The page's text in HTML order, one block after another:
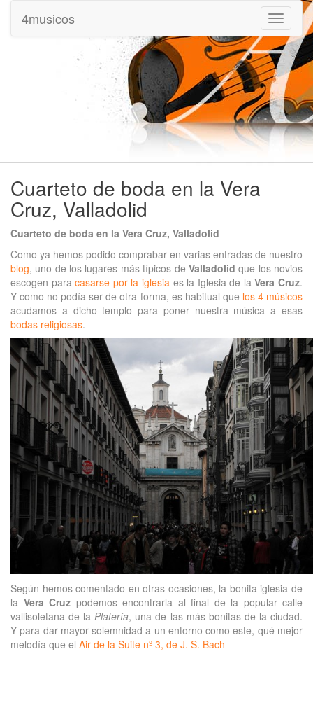
Mostrar
menu
4musicos
Cuarteto de boda en la Vera
Cruz, Valladolid
Cuarteto de boda en la Vera Cruz, Valladolid
Como ya hemos podido comprabar en varias entradas de nuestro
blog, uno de los lugares más típicos de Valladolid que los novios
escogen paracasarse por la iglesia es la Iglesia de laVera Cruz.
Y como no podía ser de otra forma, es habitual que los 4 músicos
acudamos a dicho templo para poner nuestra música a esas
bodas religiosas.
Según hemos comentado en otras ocasiones, la bonita iglesia de
la Vera Cruz podemos encontrarla al final de la popular calle
vallisoletana de la Platería, una de las más bonitas de la ciudad.
Y para dar mayor solemnidad a un entorno como este, qué mejor
melodía que el Air de la Suite nº 3, de J. S. Bach